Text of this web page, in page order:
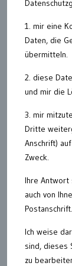
1. mir eine
Daten, die
übermitteln.
2. diese
und mir die
3. mir
Dritte
Anschrift)
Zweck.
Ihre Antwort
auch von
Postanschrift.
Ich weise
sind, dieses
zu